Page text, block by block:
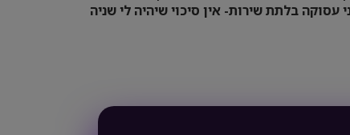
עסוקה בלתת שירות- אין סיכוי שיהיה לי שניה